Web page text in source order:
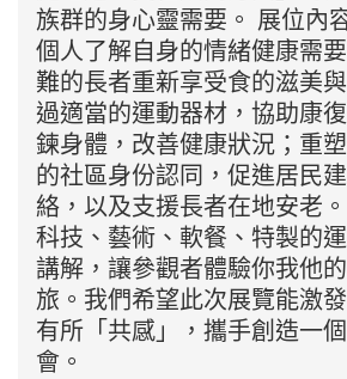
族群的身心靈需要。 展位內
個人了解自身的情緒健康需
難的長者重新享受食的滋美
過適當的運動器材，協助康
鍊身體，改善健康狀況；重
的社區身份認同，促進居民
絡，以及支援長者在地安老
科技、藝術、軟餐、特製的
講解，讓參觀者體驗你我他
旅。我們希望此次展覽能激
有所「共感」，攜手創造一
會。